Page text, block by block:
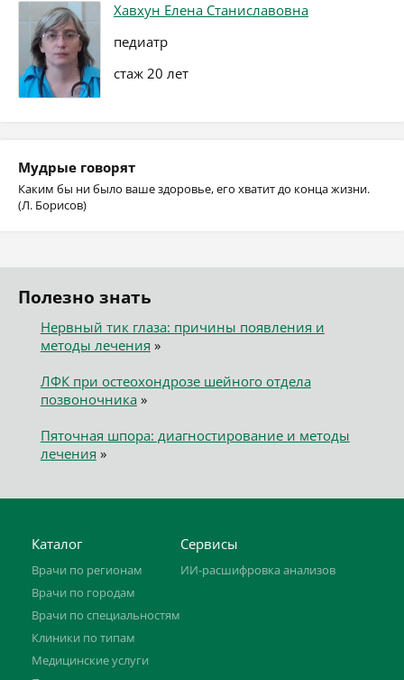
Хавхун Елена Станиславовна
педиатр
стаж 20 лет
Мудрые говорят
Каким бы ни было ваше здоровье, его хватит до конца жизни.
(Л. Борисов)
Полезно знать
Нервный тик глаза: причины появления и
методы лечения »
ЛФК при остеохондрозе шейного отдела
позвоночника»
Пяточная шпора: диагностирование и методы
лечения »
Каталог
Врачи по регионам
Врачи по городам
Врачи по специальностям
Клиники по типам
Медицинские услуги
Сервисы
ИИ-расшифровка анализов